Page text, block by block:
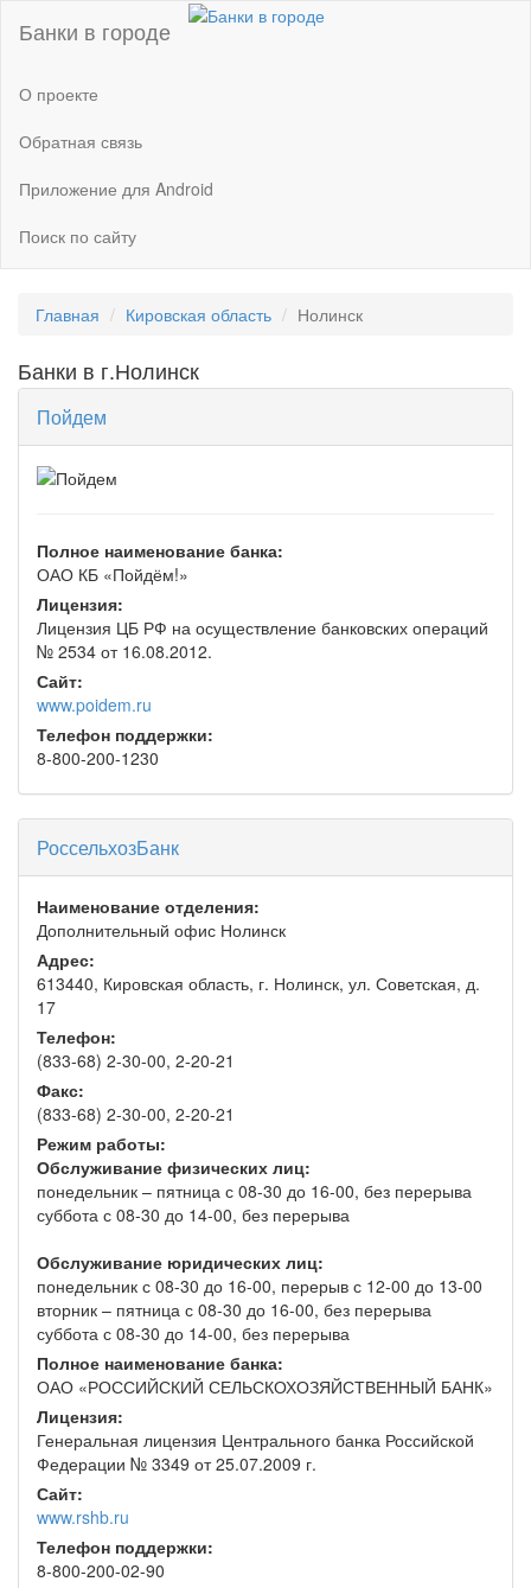
Банки в городе
О проекте
Обратная связь
Приложение для Android
Поиск по сайту
Главная Кировская область Нолинск
Банки в г.Нолинск
Пойдем
Полное наименование банка:
ОАО КБ «Пойдём!»
Лицензия:
Лицензия ЦБ РФ на осуществление банковских операций
№ 2534 от 16.08.2012.
Сайт:
www.poidem.ru
Телефон поддержки:
8-800-200-1230
РоссельхозБанк
Наименование отделения:
Дополнительный офис Нолинск
Адрес:
613440, Кировская область, г. Нолинск, ул. Советская, д.
17
Телефон:
(833-68) 2-30-00, 2-20-21
Факс:
(833-68) 2-30-00, 2-20-21
Режим работы:
Обслуживание физических лиц:
понедельник – пятница с 08-30 до 16-00, без перерыва
суббота с 08-30 до 14-00, без перерыва
Обслуживание юридических лиц:
понедельник с 08-30 до 16-00, перерыв с 12-00 до 13-00
вторник – пятница с 08-30 до 16-00, без перерыва
суббота с 08-30 до 14-00, без перерыва
Полное наименование банка:
ОАО «РОССИЙСКИЙ СЕЛЬСКОХОЗЯЙСТВЕННЫЙ БАНК»
Лицензия:
Генеральная лицензия Центрального банка Российской
Федерации № 3349 от 25.07.2009 г.
Сайт:
www.rshb.ru
Телефон поддержки:
8-800-200-02-90